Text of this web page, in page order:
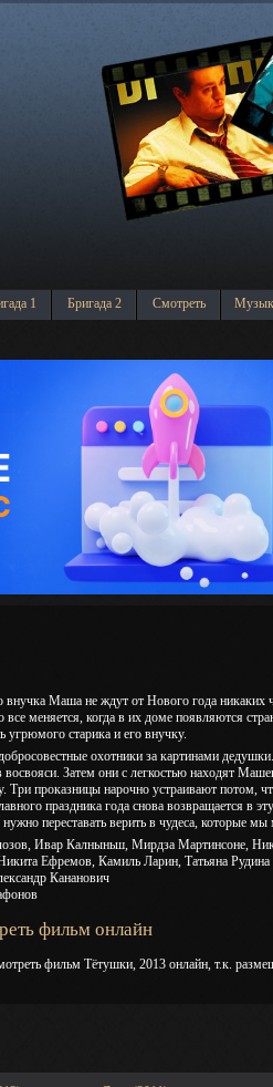
1 Бригада 2 Смотреть
внучка Маша не ждут от Нового года
все меняется, когда в их доме появляются
угрюмого старика и его внучку.
охотники за картинами
Затем они с легкостью находят
Три проказницы нарочно устраивают потом,
праздника года снова возвращается в
переставать верить в чудеса, которые
Ивар Калныньш, Мирдза Мартинсоне,
Ефремов, Камиль Ларин, Татьяна Рудина
Кананович
фильм онлайн
фильм Тётушки, 2013 онлайн, т.к.